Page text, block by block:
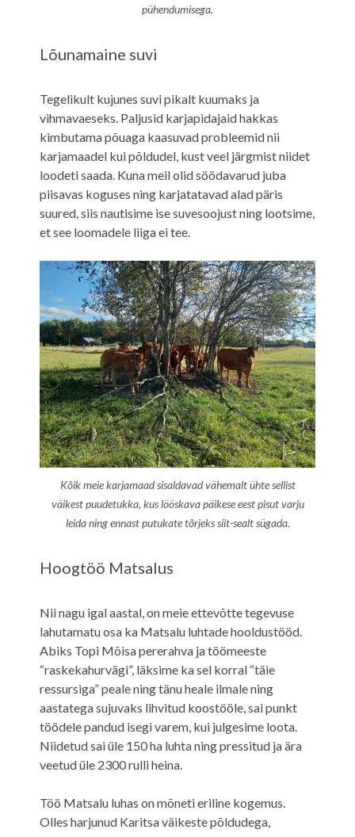
pühendumisega.
Lõunamaine suvi
Tegelikult kujunes suvi pikalt kuumaks ja
vihmavaeseks. Paljusid karjapidajaid hakkas
kimbutama põuaga kaasuvad probleemid nii
karjamaadel kui põldudel, kust veel järgmist niidet
loodeti saada. Kuna meil olid söödavarud juba
piisavas koguses ning karjatatavad alad päris
suured, siis nautisime ise suvesoojust ning lootsime,
et see loomadele liiga ei tee.
Kõik meie karjamaad sisaldavad vähemalt ühte sellist
väikest puudetukka, kus lööskava päikese eest pisut varju
leida ning ennast putukate tõrjeks siit-sealt sügada.
Hoogtöö Matsalus
Nii nagu igal aastal, on meie ettevõtte tegevuse
lahutamatu osa ka Matsalu luhtade hooldustööd.
Abiks Topi Mõisa pererahva ja töömeeste
“raskekahurvägi”, läksime ka sel korral “täie
ressursiga” peale ning tänu heale ilmale ning
aastatega sujuvaks lihvitud koostööle, sai punkt
töödele pandud isegi varem, kui julgesime loota.
Niidetud sai üle 150 ha luhta ning pressitud ja ära
veetud üle 2300 rulli heina.
Töö Matsalu luhas on mõneti eriline kogemus.
Olles harjunud Karitsa väikeste põldudega,